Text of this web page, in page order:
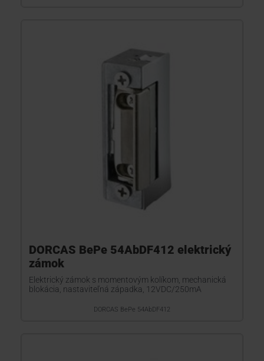
DORCAS BePe 54AbDF412 elektrický
zámok
Elektrický zámok s momentovým kolíkom, mechanická
blokácia, nastaviteľná západka, 12VDC/250mA
DORCAS BePe 54AbDF412